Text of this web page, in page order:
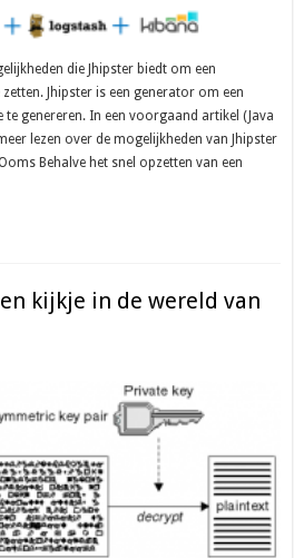
die Jhipster biedt om een
Jhipster is een generator om een
genereren. In een voorgaand artikel (Java
lezen over de mogelijkheden van Jhipster
Behalve het snel opzetten van een
kijkje in de wereld van